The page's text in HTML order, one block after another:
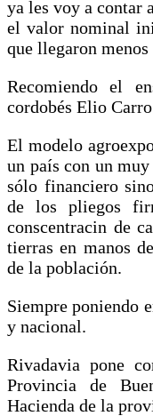
ya les voy a contar
el valor nominal
que llegaron
Recomiendo el
cordobés Elio
El modelo
un país con un
sólo financiero
de los pliegos
conscentracin de
tierras en manos
de la población.
Siempre poniendo
y nacional.
Rivadavia pone
Provincia de
Hacienda de la